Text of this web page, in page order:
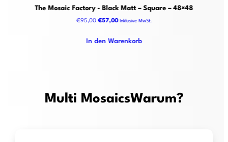
The Mosaic Factory - Black Matt – Square – 48×48
€95,00 95,00Ursprünglicher
war:
€57,0057,00Der
Preis
Inklusive MwSt.
In den Warenkorb
Multi MosaicsWarum?